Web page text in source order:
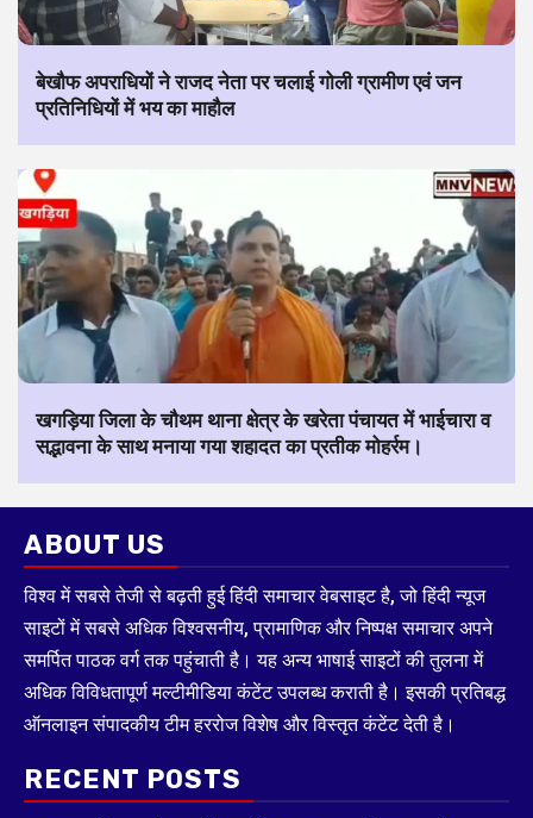
बेखौफ अपराधियों ने राजद नेता पर चलाई गोली ग्रामीण एवं जन
प्रतिनिधियों में भय का माहौल
खगड़िया जिला के चौथम थाना क्षेत्र के खरेता पंचायत में भाईचारा व
सद्भावना के साथ मनाया गया शहादत का प्रतीक मोहर्रम।
ABOUT US
विश्व में सबसे तेजी से बढ़ती हुई हिंदी समाचार वेबसाइट है, जो हिंदी न्यूज
साइटों में सबसे अधिक विश्वसनीय, प्रामाणिक और निष्पक्ष समाचार अपने
समर्पित पाठक वर्ग तक पहुंचाती है। यह अन्य भाषाई साइटों की तुलना में
अधिक विविधतापूर्ण मल्टीमीडिया कंटेंट उपलब्ध कराती है। इसकी प्रतिबद्ध
ऑनलाइन संपादकीय टीम हररोज विशेष और विस्तृत कंटेंट देती है।
RECENT POSTS